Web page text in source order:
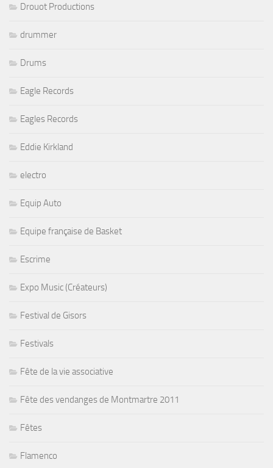
Drouot Productions
drummer
Drums
Eagle Records
Eagles Records
Eddie Kirkland
electro
Equip Auto
Equipe française de Basket
Escrime
Expo Music (Créateurs)
Festival de Gisors
Festivals
Fête de la vie associative
Fête des vendanges de Montmartre 2011
Fêtes
Flamenco